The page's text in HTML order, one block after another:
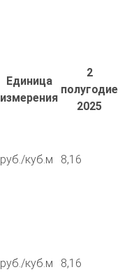
Единица
измерения
2
полугодие
2025
руб./куб.м 8,16
руб./куб.м 8,16